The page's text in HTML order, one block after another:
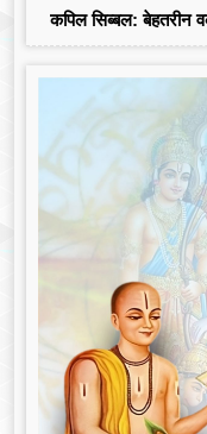
कपिल सिब्बल: बेहतरीन